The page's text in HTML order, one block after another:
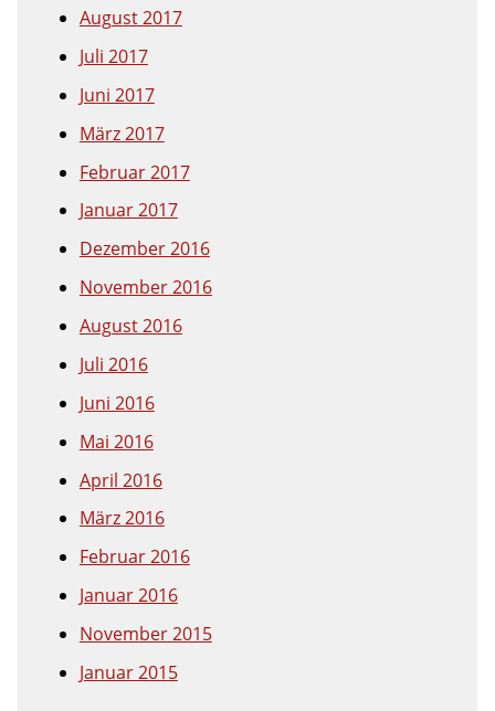
August 2017
Juli 2017
Juni 2017
März 2017
Februar 2017
Januar 2017
Dezember 2016
November 2016
August 2016
Juli 2016
Juni 2016
Mai 2016
April 2016
März 2016
Februar 2016
Januar 2016
November 2015
Januar 2015